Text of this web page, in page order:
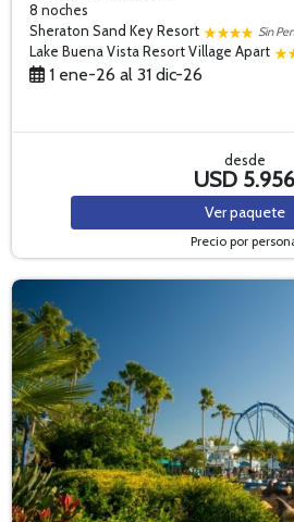
8 noches
Sheraton Sand Key Resort
Sin
Lake Buena Vista Resort Village Apart
1 ene-26 al 31 dic-26
desde
USD 5.956
Verpaquete
Precio por